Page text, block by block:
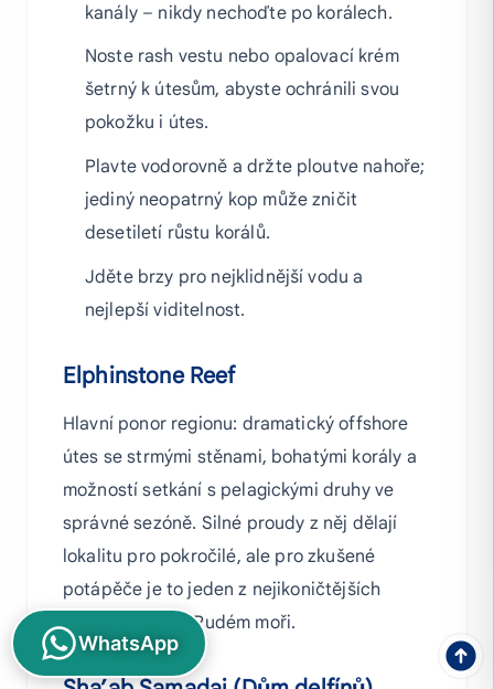
kanály – nikdy nechoďte po korálech.
Noste rash vestu nebo opalovací krém
šetrný k útesům, abyste ochránili svou
pokožku i útes.
Plavte vodorovně a držte ploutve nahoře;
jediný neopatrný kop může zničit
desetiletí růstu korálů.
Jděte brzy pro nejklidnější vodu a
nejlepší viditelnost.
Elphinstone Reef
Hlavní ponor regionu: dramatický offshore
útes se strmými stěnami, bohatými korály a
možností setkání s pelagickými druhy ve
správné sezóně. Silné proudy z něj dělají
lokalitu pro pokročilé, ale pro zkušené
potápěče je to jeden z nejikoničtějších
ponorů v celém Rudém moři.
WhatsApp